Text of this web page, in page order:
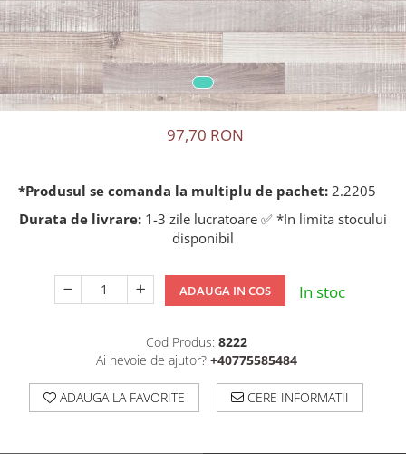
97,70 RON
*Produsul se comanda la multiplu de pachet: 2.2205
Durata de livrare: 1-3 zile lucratoare ✅ *In limita stocului
disponibil
ADAUGA IN COS In stoc
Cod Produs: 8222
Ai nevoie de ajutor? +40775585484
ADAUGA LA FAVORITE CERE INFORMATII